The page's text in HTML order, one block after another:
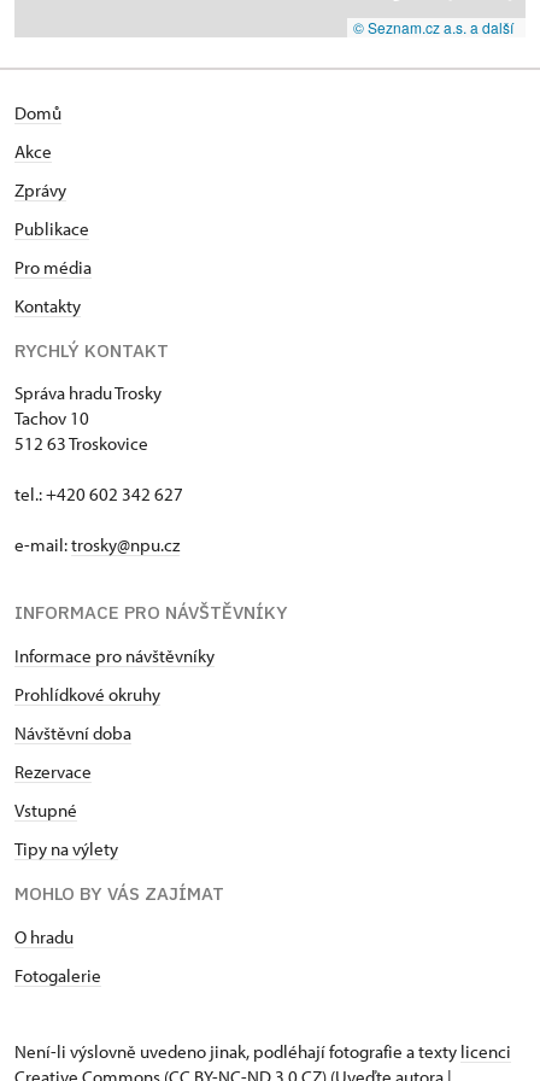
© Seznam.cz a.s. a další
Domů
Akce
Zprávy
Publikace
Pro média
Kontakty
RYCHLÝ KONTAKT
Správa hradu Trosky
Tachov 10
512 63 Troskovice
tel.: +420 602 342 627
e-mail:trosky@npu.cz
INFORMACE PRO NÁVŠTĚVNÍKY
Informace pro návštěvníky
Prohlídkové okruhy
Návštěvní doba
Rezervace
Vstupné
Tipy na výlety
MOHLO BY VÁS ZAJÍMAT
O hradu
Fotogalerie
Není-li výslovně uvedeno jinak, podléhají fotografie a texty licenci